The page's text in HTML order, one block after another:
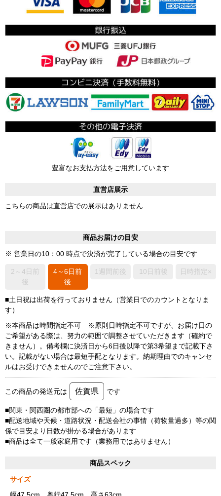
豊富なお支払方法をご用意しています
直営店展示
こちらの商品は直営店での展示はありません
商品お届けの目安
※ 営業日の10：00 時点で決済が完了している場合の目安です
2～4日前
後
4～6日前
後
1週間前後 10日前後 日時指定×
■土日祝は出荷を行っておりません（営業日でのカウントとなりま
す）
※本商品は時間指定不可 ※原則日時指定不可ですが、お届け日の
ご希望がある際は、努力の範囲で調整させていただきます（確約で
きません）。備考欄に決済日から6日後以降で第3希望まで記載下さ
い。記載がない場合は最短手配となります。納期理由でのキャンセ
ルはお受けできませんのでご注意下さい。
この商品の発送元は 佐賀県 です
■関東・関西圏の都市部への「最短」の場合です
■配送地域や天候・道路状況・配送会社の事情（荷物量過多）等の関
係で目安より日数が掛かる場合があります
■商品は全て一般家庭用です（業務用ではありません）
商品スペック
サイズ
幅47.5cm、奥行47.5cm、高さ63cm